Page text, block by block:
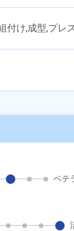
付け,成型,プレ
ベテ